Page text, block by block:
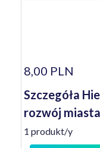
8,00 PLN
Szczegóła
rozwój
1 produkt/y